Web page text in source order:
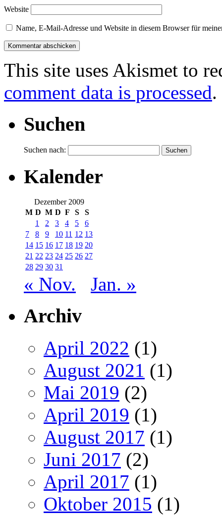
Website
Name, E-Mail-Adresse und Website in diesem Browser für
This site uses Akismet to
comment data is processed.
Suchen
Suchen nach:
Kalender
Dezember 2009
M D M D F S
S
1
2 3 4 5
6
7
8 9 10 11 12 13
14 15 16 17 18 19 20
21 22 23 24 25 26 27
28 29 30 31
« Nov. Jan. »
Archiv
April 2022 (1)
August 2021 (1)
Mai 2019 (2)
April 2019 (1)
August 2017 (1)
Juni 2017 (2)
April 2017 (1)
Oktober 2015 (1)